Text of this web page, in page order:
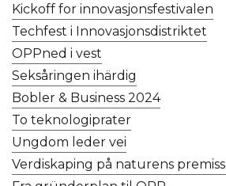
Kickoff for innovasjonsfestivalen
Techfest i Innovasjonsdistriktet
OPPned i vest
Seksåringen ihärdig
Bobler & Business 2024
To teknologiprater
Ungdom leder vei
Verdiskaping på naturens